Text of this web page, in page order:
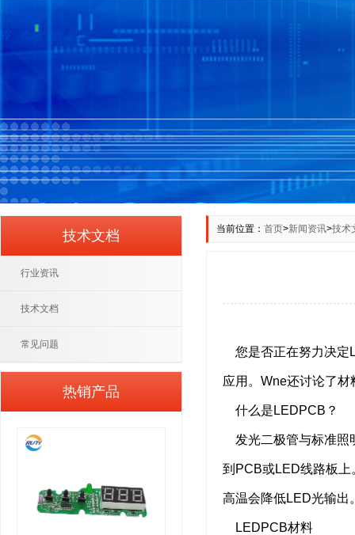
当前位置： 首页>新闻资讯>技术
您是否正在努力决定
应用。Wne还讨论了
什么是LEDPCB？
发光二极管与标准照
到PCB或LED线路板
高温会降低LED光输出
LEDPCB材料
技术文档
行业资讯
技术文档
常见问题
热销产品